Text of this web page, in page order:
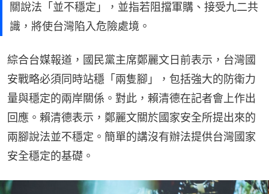
關說法「並不穩定」，並指若阻擋軍購、接受九二共
識，將使台灣陷入危險處境。
綜合台媒報道，國民黨主席鄭麗文日前表示，台灣國
安戰略必須同時站穩「兩隻腳」，包括強大的防衛力
量與穩定的兩岸關係。對此，賴清德在記者會上作出
回應。賴清德表示，鄭麗文關於國家安全所提出來的
兩腳說法並不穩定。簡單的講沒有辦法提供台灣國家
安全穩定的基礎。